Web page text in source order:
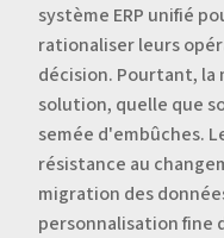
système ERP unifié
rationaliser leurs
décision. Pourtant,
solution, quelle que
semée d'embûches.
résistance au
migration des
personnalisation fine